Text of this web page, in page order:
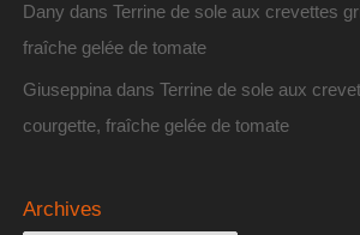
Dany dans Terrine de sole aux crevettes
fraîche gelée de tomate
Giuseppina dans Terrine de sole aux
courgette, fraîche gelée de tomate
Archives